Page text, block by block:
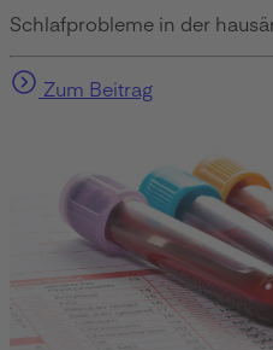
Schlafprobleme in der
Zum Beitrag